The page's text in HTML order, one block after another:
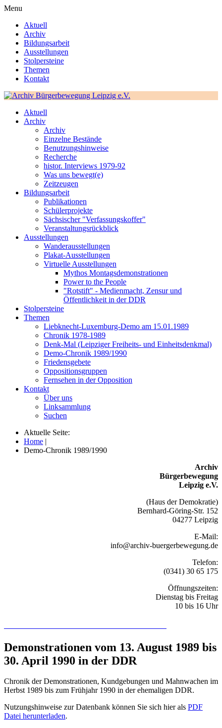
Menu
Aktuell
Archiv
Bildungsarbeit
Ausstellungen
Stolpersteine
Themen
Kontakt
Aktuell
Archiv
Archiv
Einzelne Bestände
Benutzungshinweise
Recherche
histor. Interviews 1979-92
Was uns bewegt(e)
Zeitzeugen
Bildungsarbeit
Publikationen
Schülerprojekte
Sächsischer "Verfassungskoffer"
Veranstaltungsrückblick
Ausstellungen
Wanderausstellungen
Plakat-Ausstellungen
Virtuelle Ausstellungen
Mythos Montagsdemonstrationen
Power to the People
"Rotstift" - Medienmacht, Zensur und
Öffentlichkeit in der DDR
Stolpersteine
Themen
Liebknecht-Luxemburg-Demo am 15.01.1989
Chronik 1978-1989
Denk-Mal (Leipziger Freiheits- und Einheitsdenkmal)
Demo-Chronik 1989/1990
Friedensgebete
Oppositionsgruppen
Fernsehen in der Opposition
Kontakt
Über uns
Linksammlung
Suchen
Aktuelle Seite:
Home |
Demo-Chronik 1989/1990
Archiv
Bürgerbewegung
Leipzig e.V.
(Haus der Demokratie)
Bernhard-Göring-Str. 152
04277 Leipzig
E-Mail:
info@archiv-buergerbewegung.de
Telefon:
(0341) 30 65 175
Öffnungszeiten:
Dienstag bis Freitag
10 bis 16 Uhr
Demonstrationen vom 13. August 1989 bis
30. April 1990 in der DDR
Chronik der Demonstrationen, Kundgebungen und Mahnwachen im
Herbst 1989 bis zum Frühjahr 1990 in der ehemaligen DDR.
Nutzungshinweise zur Datenbank können Sie sich hier als PDF
Datei herunterladen.